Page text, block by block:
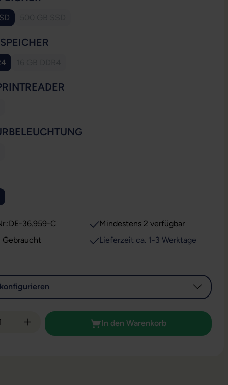
DE-36.959-C
Gebraucht
Mindestens 2 verfügbar
Lieferzeit ca. 1-3 Werktage
Anzahl: Gib den gewünschten Wert ein
In den Warenkorb